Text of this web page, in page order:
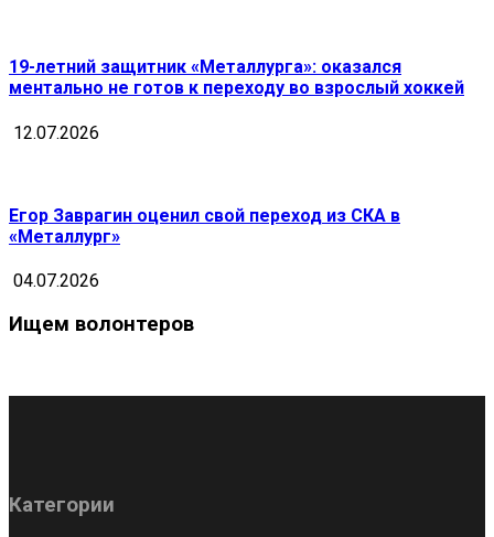
19-летний защитник «Металлурга»: оказался
ментально не готов к переходу во взрослый хоккей
12.07.2026
Егор Заврагин оценил свой переход из СКА в
«Металлург»
04.07.2026
Ищем волонтеров
Категории